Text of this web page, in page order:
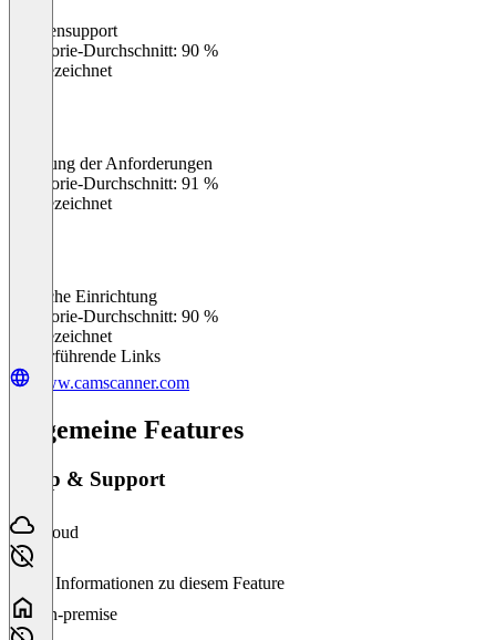
Kundensupport
Kategorie-Durchschnitt: 90 %
Ausgezeichnet
Erfüllung der Anforderungen
Kategorie-Durchschnitt: 91 %
Ausgezeichnet
Einfache Einrichtung
Kategorie-Durchschnitt: 90 %
Ausgezeichnet
Weiterführende Links
www.camscanner.com
Allgemeine Features
Setup & Support
Cloud
Keine Informationen zu diesem Feature
On-premise